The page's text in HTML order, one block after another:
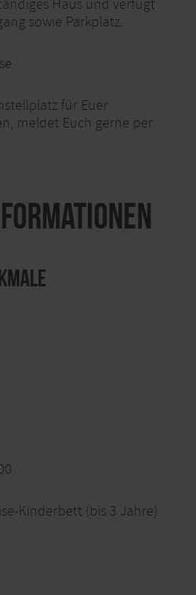
Haus und verfügt
sowie Parkplatz.
für Euer
meldet Euch gerne per
Kinderbett (bis 3 Jahre)